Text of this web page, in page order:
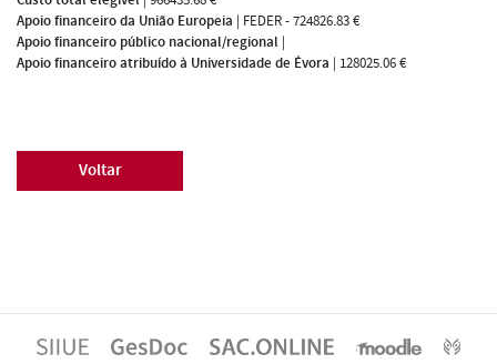
Apoio financeiro da União Europeia | FEDER - 724826.83 €
Apoio financeiro público nacional/regional |
Apoio financeiro atribuído à Universidade de Évora | 128025.06 €
Voltar